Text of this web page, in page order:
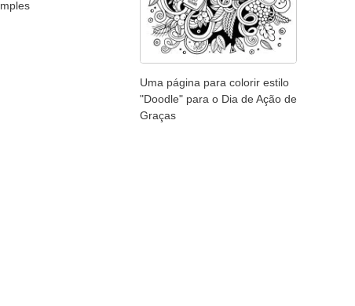
Uma página para colorir estilo
"Doodle" para o Dia de Ação de
Graças